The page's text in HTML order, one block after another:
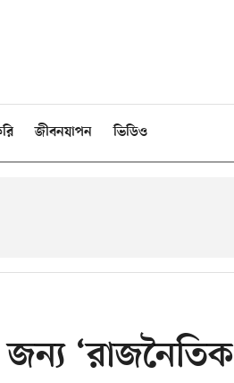
জীবনযাপন ভিডিও
জন্য ‘রাজনৈতিক